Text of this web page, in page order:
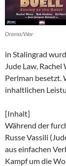
Drama/War
in Stalingrad
Jude Law,
Perlman besetzt.
inhaltlichen
[Inhalt]
Während der
Russe Vassili
aus einfachen
Kampf um die